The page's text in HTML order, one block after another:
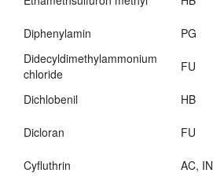
Diphenylamin
PG
Didecyldimethylammonium
chloride
FU
Dichlobenil
HB
Dicloran
FU
Cyfluthrin
AC, IN